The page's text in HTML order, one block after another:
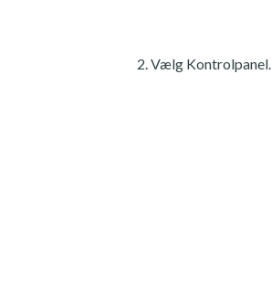
Vælg Kontrolpanel.